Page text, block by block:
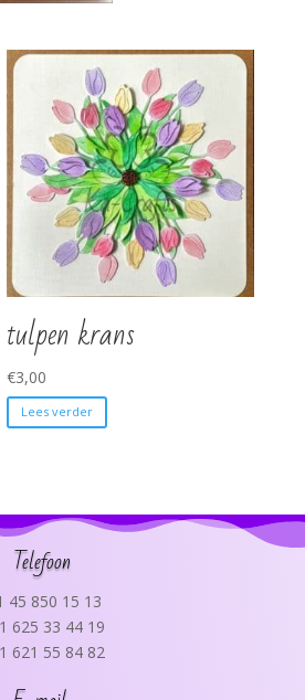
tulpen krans
€3,00
Lees verder
Telefoon
45 850 15 13
625 33 44 19
621 55 84 82